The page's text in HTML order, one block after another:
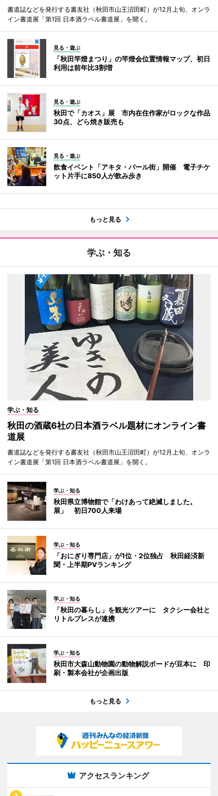
書道誌などを発行する書友社（秋田市山王沼田町）が12月上旬、オンラ
イン書道展「第1回 日本酒ラベル書道展」を開く。
見る・遊ぶ
「秋田竿燈まつり」の竿燈会位置情報マップ、初日
利用は前年比3割増
見る・遊ぶ
秋田で「カオス」展 市内在住作家がロックな作品
30点、どら焼き販売も
見る・遊ぶ
飲食イベント「アキタ・バール街」開催 電子チケ
ット片手に850人が飲み歩き
もっと見る
学ぶ・知る
学ぶ・知る
秋田の酒蔵6社の日本酒ラベル題材にオンライン書
道展
書道誌などを発行する書友社（秋田市山王沼田町）が12月上旬、オンラ
イン書道展「第1回 日本酒ラベル書道展」を開く。
学ぶ・知る
秋田県立博物館で「わけあって絶滅しました。
展」 初日700人来場
学ぶ・知る
「おにぎり専門店」が1位・2位独占 秋田経済新
聞・上半期PVランキング
学ぶ・知る
「秋田の暮らし」を観光ツアーに タクシー会社と
リトルプレスが連携
学ぶ・知る
秋田市大森山動物園の動物解説ボードが豆本に 印
刷・製本会社が企画出版
もっと見る
アクセスランキング